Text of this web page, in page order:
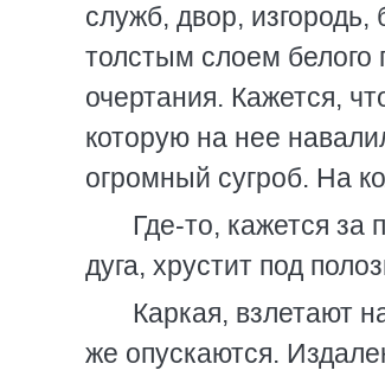
служб, двор,
толстым слоем белого
очертания. Кажется,
которую на нее
огромный сугроб. На
Где-то, кажется за
дуга, хрустит под
Каркая, взлетают
же опускаются.